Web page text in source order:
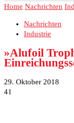
Home Nachrichten
Nachrichten
Industrie
»Alufoil
29. Oktober 2018
41